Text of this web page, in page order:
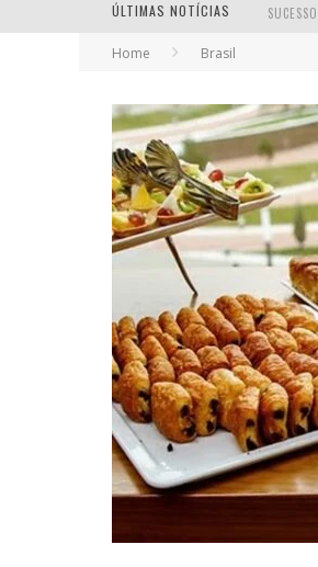
ÚLTIMAS NOTÍCIAS
Home Brasil